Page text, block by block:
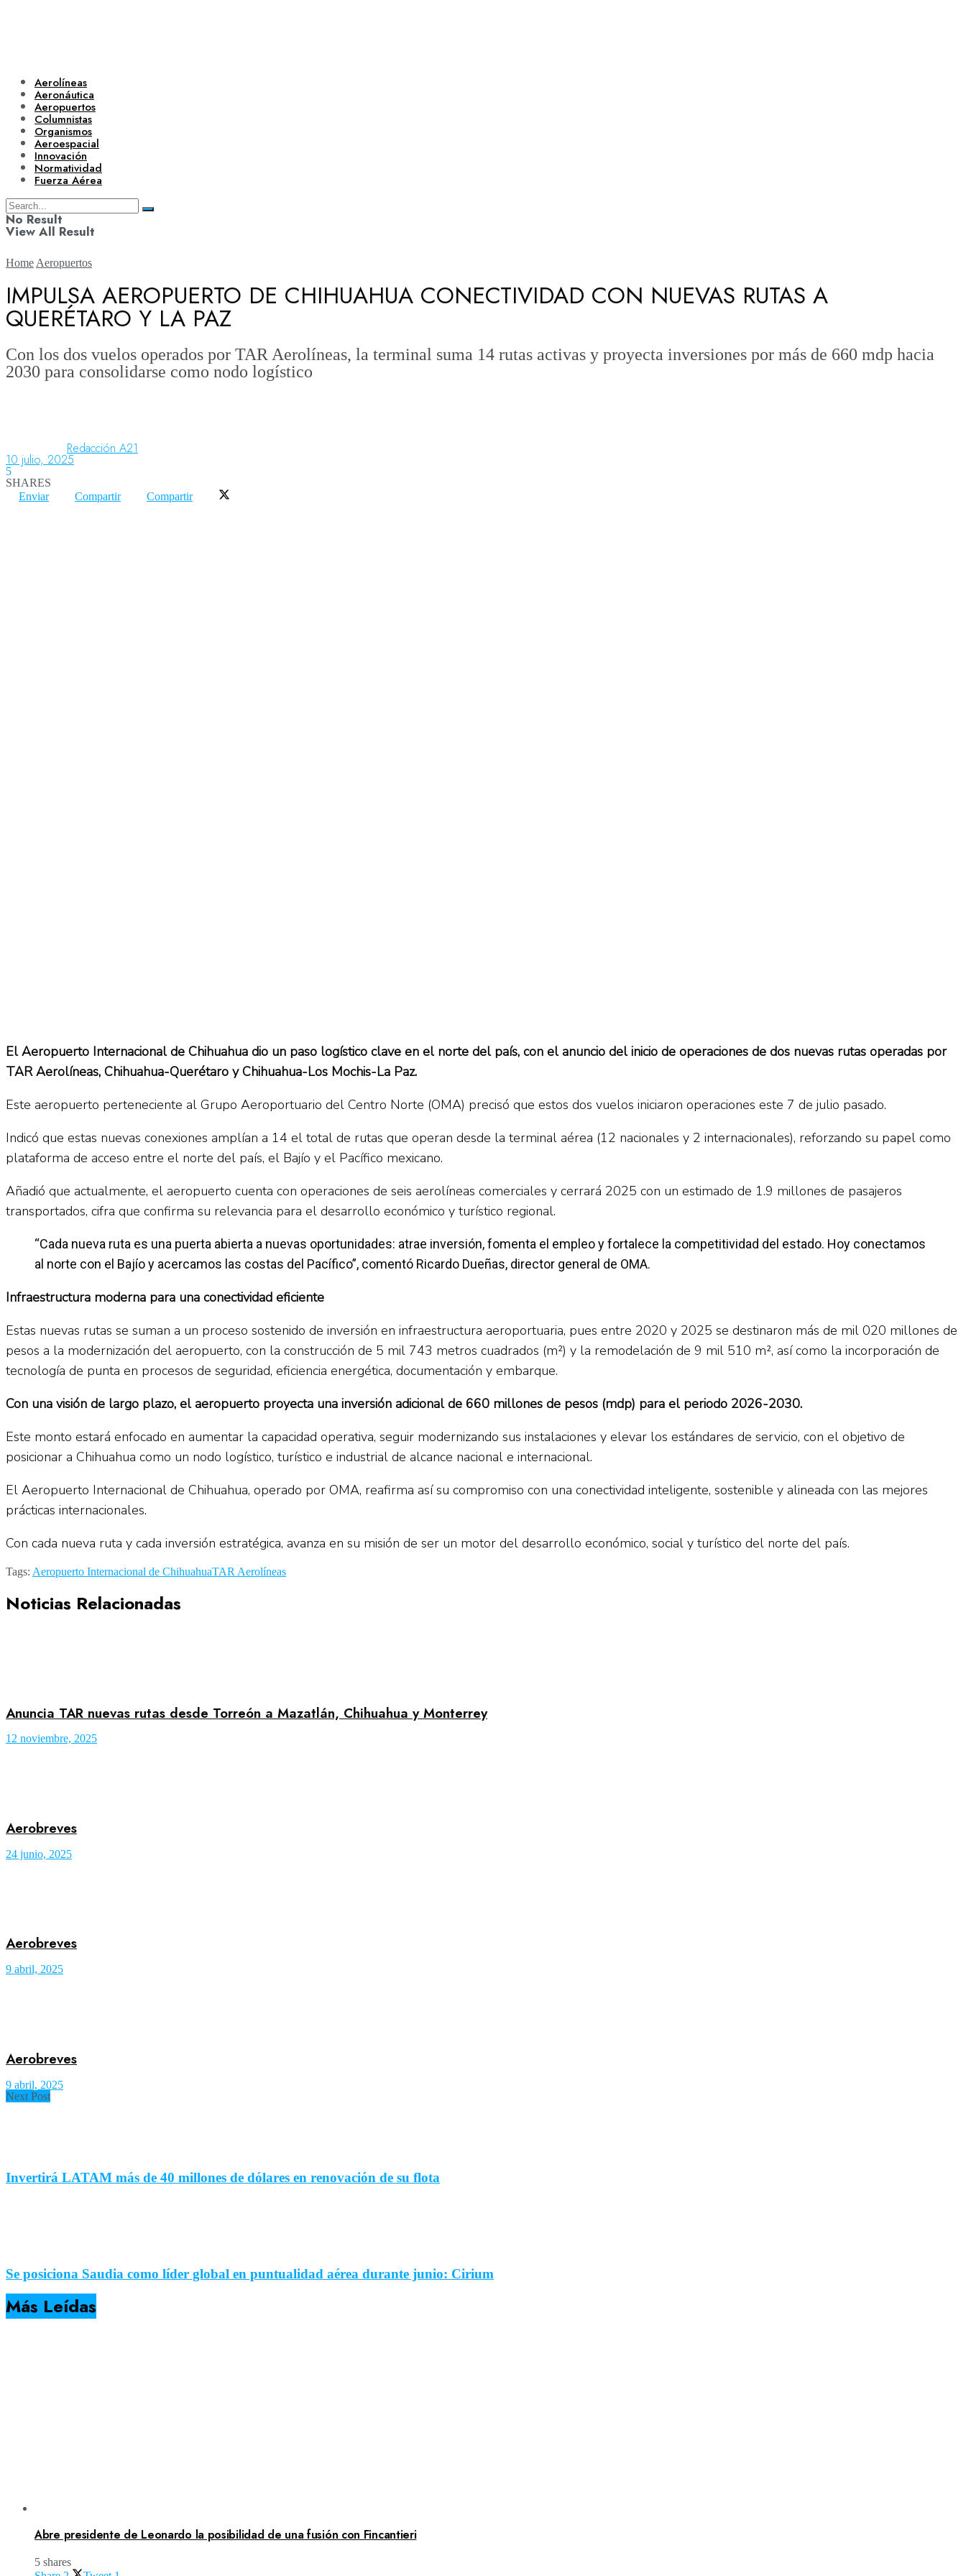
Aerolíneas
Aeronáutica
Aeropuertos
Columnistas
Organismos
Aeroespacial
Innovación
Normatividad
Fuerza Aérea
No Result
View All Result
Aerolíneas
Aeronáutica
Columnistas
Home Aeropuertos
IMPULSA AEROPUERTO DE CHIHUAHUA CONECTIVIDAD CON NUEVAS RUTAS A
QUERÉTARO Y LA PAZ
Con los dos vuelos operados por TAR Aerolíneas, la terminal suma 14 rutas activas y proyecta inversiones por más de 660 mdp hacia
2030 para consolidarse como nodo logístico
Redacción A21
10 julio, 2025
5
SHARES
Enviar
Compartir Compartir
El Aeropuerto Internacional de Chihuahua dio un paso logístico clave en el norte del país, con el anuncio del inicio de operaciones de dos nuevas rutas operadas por
TAR Aerolíneas, Chihuahua-Querétaro y Chihuahua-Los Mochis-La Paz.
Este aeropuerto perteneciente al Grupo Aeroportuario del Centro Norte (OMA) precisó que estos dos vuelos iniciaron operaciones este 7 de julio pasado.
Indicó que estas nuevas conexiones amplían a 14 el total de rutas que operan desde la terminal aérea (12 nacionales y 2 internacionales), reforzando su papel como
plataforma de acceso entre el norte del país, el Bajío y el Pacífico mexicano.
Añadió que actualmente, el aeropuerto cuenta con operaciones de seis aerolíneas comerciales y cerrará 2025 con un estimado de 1.9 millones de pasajeros
transportados, cifra que confirma su relevancia para el desarrollo económico y turístico regional.
“Cada nueva ruta es una puerta abierta a nuevas oportunidades: atrae inversión, fomenta el empleo y fortalece la competitividad del estado. Hoy conectamos
al norte con el Bajío y acercamos las costas del Pacífico”, comentó Ricardo Dueñas, director general de OMA.
Infraestructura moderna para una conectividad eficiente
Estas nuevas rutas se suman a un proceso sostenido de inversión en infraestructura aeroportuaria, pues entre 2020 y 2025 se destinaron más de mil 020 millones de
pesos a la modernización del aeropuerto, con la construcción de 5 mil 743 metros cuadrados (m²) y la remodelación de 9 mil 510 m², así como la incorporación de
tecnología de punta en procesos de seguridad, eficiencia energética, documentación y embarque.
Con una visión de largo plazo, el aeropuerto proyecta una inversión adicional de 660 millones de pesos (mdp) para el periodo 2026-2030.
Este monto estará enfocado en aumentar la capacidad operativa, seguir modernizando sus instalaciones y elevar los estándares de servicio, con el objetivo de
posicionar a Chihuahua como un nodo logístico, turístico e industrial de alcance nacional e internacional.
El Aeropuerto Internacional de Chihuahua, operado por OMA, reafirma así su compromiso con una conectividad inteligente, sostenible y alineada con las mejores
prácticas internacionales.
Con cada nueva ruta y cada inversión estratégica, avanza en su misión de ser un motor del desarrollo económico, social y turístico del norte del país.
Tags: Aeropuerto Internacional de ChihuahuaTAR Aerolíneas
Noticias Relacionadas
Anuncia TAR nuevas rutas desde Torreón a Mazatlán, Chihuahua y Monterrey
12 noviembre, 2025
Aerobreves
24 junio, 2025
Aerobreves
9 abril, 2025
Aerobreves
9 abril, 2025
Next Post
Invertirá LATAM más de 40 millones de dólares en renovación de su flota
Se posiciona Saudia como líder global en puntualidad aérea durante junio: Cirium
Más Leídas
Abre presidente de Leonardo la posibilidad de una fusión con Fincantieri
5 shares